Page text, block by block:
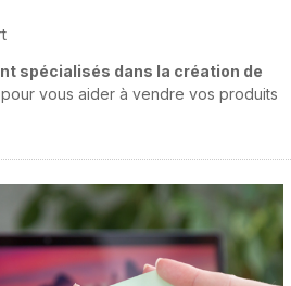
spécialisés dans la création de
pour vous aider à vendre vos produits